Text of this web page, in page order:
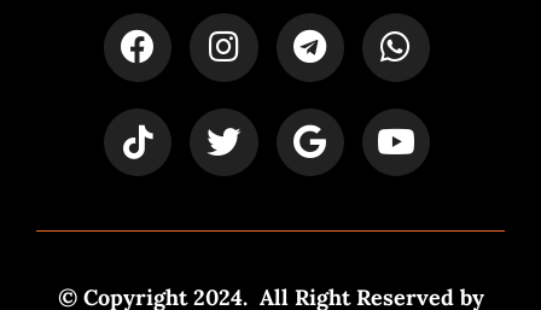
© Copyright 2024. All Right Reserved by